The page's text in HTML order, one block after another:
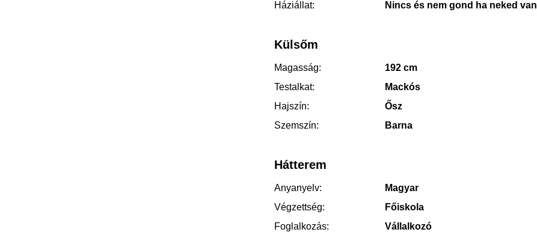
Háziállat:
Nincs és nem gond ha neked van
Külsőm
Magasság:
192 cm
Testalkat:
Mackós
Hajszín:
Ősz
Szemszín:
Barna
Hátterem
Anyanyelv:
Magyar
Végzettség:
Főiskola
Foglalkozás:
Vállalkozó